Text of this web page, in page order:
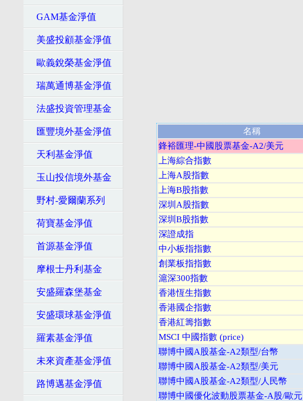
GAM基金淨值
美盛投顧基金淨值
歐義銳榮基金淨值
瑞萬通博基金淨值
法盛投資管理基金
匯豐境外基金淨值
天利基金淨值
玉山投信境外基金
野村-愛爾蘭系列
荷寶基金淨值
首源基金淨值
摩根士丹利基金
安盛羅森堡基金
安盛環球基金淨值
羅素基金淨值
未來資產基金淨值
路博邁基金淨值
名稱
鋒裕匯理-中國股票基金-A2/美元
上海綜合指數
上海A股指數
上海B股指數
深圳A股指數
深圳B股指數
深證成指
中小板指指數
創業板指指數
滬深300指數
香港恆生指數
香港國企指數
香港紅籌指數
MSCI 中國指數 (price)
聯博中國A股基金-A2類型/台幣
聯博中國A股基金-A2類型/美元
聯博中國A股基金-A2類型/人民幣
聯博中國優化波動股票基金-A股/歐元